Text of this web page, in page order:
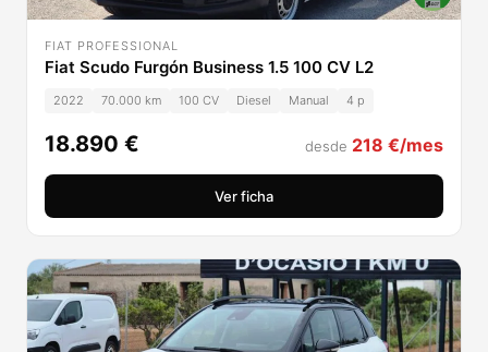
FIAT PROFESSIONAL
Fiat Scudo Furgón Business 1.5 100 CV L2
2022 70.000 km 100 CV Diesel Manual 4 p
18.890 € desde 218 €/mes
Ver ficha